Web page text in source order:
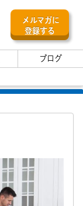
メルマガに
登録する
ブログ